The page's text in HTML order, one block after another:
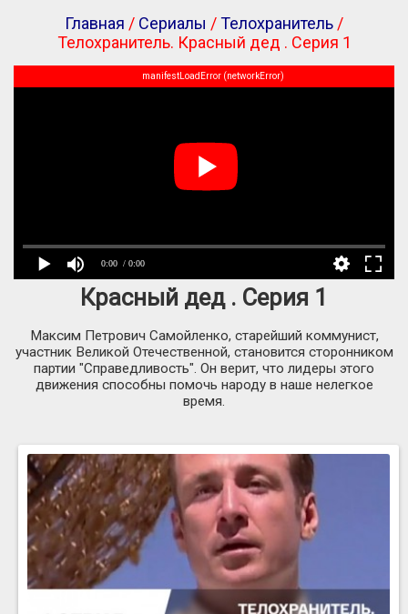
Главная / Сериалы /Телохранитель /
Телохранитель. Красный дед . Серия 1
0:00 / 0:00
manifestLoadError (networkError)
Красный дед . Серия 1
Максим Петрович Самойленко, старейший коммунист,
участник Великой Отечественной, становится сторонником
партии "Справедливость". Он верит, что лидеры этого
движения способны помочь народу в наше нелегкое
время.